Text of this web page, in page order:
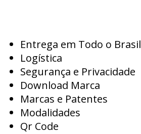
Entrega em Todo o Brasil
Logística
Segurança e Privacidade
Download Marca
Marcas e Patentes
Modalidades
Qr Code